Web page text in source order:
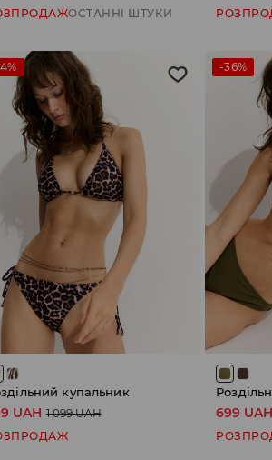
ОСТАННІ ШТУКИ
купальник
UAH 1 099 UAH
-36%
699 UAH